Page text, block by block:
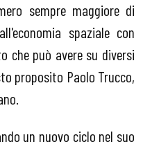
sempre maggiore di
spaziale con
che può avere su diversi
proposito Paolo Trucco,
un nuovo ciclo nel suo